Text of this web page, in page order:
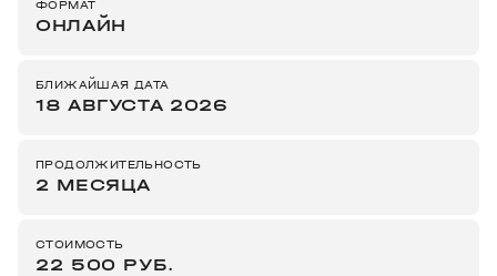
ФОРМАТ
ОНЛАЙН
БЛИЖАЙШАЯ ДАТА
18 АВГУСТА 2026
ПРОДОЛЖИТЕЛЬНОСТЬ
2 МЕСЯЦА
СТОИМОСТЬ
22 500 РУБ.